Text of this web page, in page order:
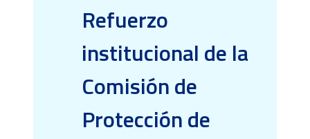
Refuerzo
institucional de la
Comisión de
Protección de